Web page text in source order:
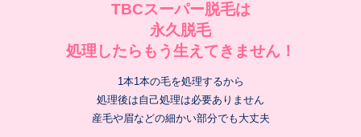
TBCスーパー脱毛は
永久脱毛
処理したらもう生えてきません！
1本1本の毛を処理するから
処理後は自己処理は必要ありません
産毛や眉などの細かい部分でも大丈夫